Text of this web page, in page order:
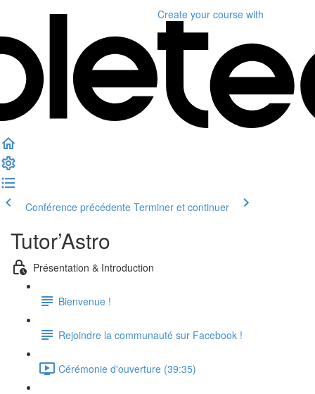
Create your course with
Conférence précédente Terminer et continuer
Tutor’Astro
Présentation & Introduction
Bienvenue !
Rejoindre la communauté sur Facebook !
Cérémonie d'ouverture (39:35)